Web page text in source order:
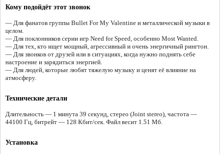
Кому подойдёт этот звонок
— Для фанатов группы Bullet For My Valentine и металлической музыки в
целом.
— Для поклонников серии игр Need for Speed, особенно Most Wanted.
— Для тех, кто ищет мощный, агрессивный и очень энергичный рингтон.
— Для звонков от друзей или в ситуациях, когда нужно поднять себе
настроение и зарядиться энергией.
— Для людей, которые любят тяжелую музыку и ценят её влияние на
атмосферу.
Технические детали
Длительность — 1 минута 39 секунд, стерео (Joint stereo), частота —
44100 Гц, битрейт — 128 Кбит/сек. Файл весит 1.51 Мб.
Установка